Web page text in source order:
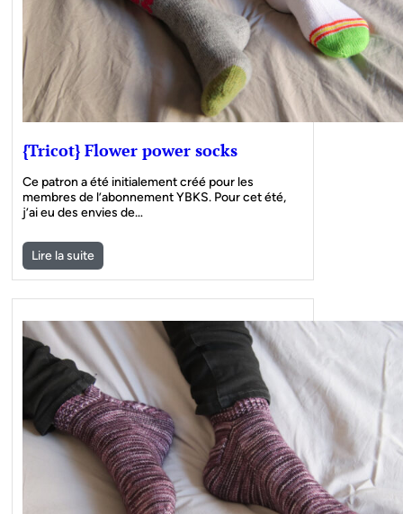
{Tricot} Flower power socks
Ce patron a été initialement créé pour les
membres de l’abonnement YBKS. Pour cet été,
j’ai eu des envies de…
Lire la suite